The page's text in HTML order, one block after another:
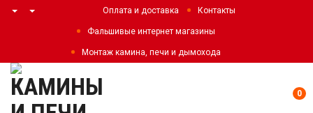
Оплата и доставка Контакты
Фальшивые интернет магазины
Монтаж камина, печи и дымохода
0